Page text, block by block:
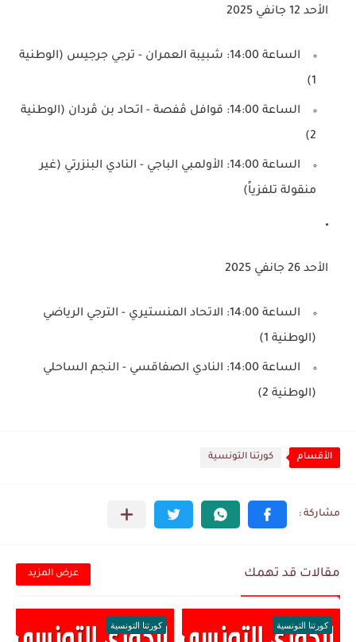
الأحد 12 جانفي 2025
الساعة 14:00: شبيبة العمران - ترجي جرجيس (الوطنية
1)
الساعة 14:00: قوافل ڤفصة - اتحاد بن ڤردان (الوطنية
2)
الساعة 14:00: الأولمبي الباجي - النادي البنزرتي (غير
منقولة تلفزياً)
الأحد 26 جانفي 2025
الساعة 14:00: الاتحاد المنستيري - الترجي الرياضي
(الوطنية 1)
الساعة 14:00: النادي الصفاقسي - النجم الساحلي
(الوطنية 2)
الأقسام كورتنا التونسية
مقالات قد تهمك عرض المزيد
كورتنا التونسية كورتنا التونسية